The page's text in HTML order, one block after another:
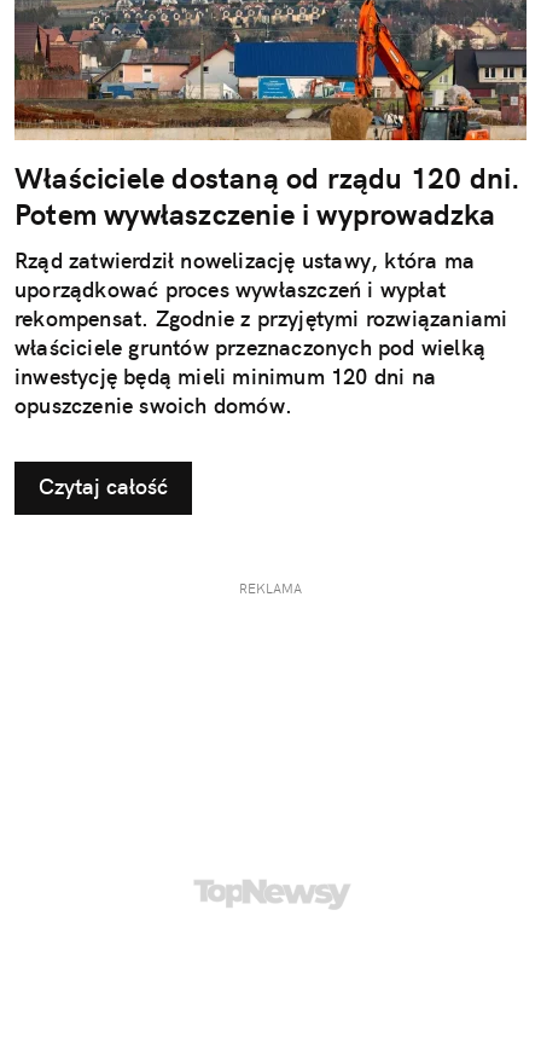
Właściciele dostaną od rządu 120 dni.
Potem wywłaszczenie i wyprowadzka
Rząd zatwierdził nowelizację ustawy, która ma
uporządkować proces wywłaszczeń i wypłat
rekompensat. Zgodnie z przyjętymi rozwiązaniami
właściciele gruntów przeznaczonych pod wielką
inwestycję będą mieli minimum 120 dni na
opuszczenie swoich domów.
Czytaj całość
REKLAMA